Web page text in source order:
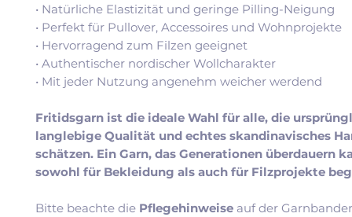
• Natürliche Elastizität und geringe Pilling-Neigung
• Perfekt für Pullover, Accessoires und Wohnprojekte
• Hervorragend zum Filzen geeignet
• Authentischer nordischer Wollcharakter
• Mit jeder Nutzung angenehm weicher werdend
Fritidsgarn ist die ideale Wahl für alle, die
langlebige Qualität und echtes skandinavisches
schätzen. Ein Garn, das Generationen überdauern
sowohl für Bekleidung als auch für Filzprojekte
Bitte beachte die Pflegehinweise auf der